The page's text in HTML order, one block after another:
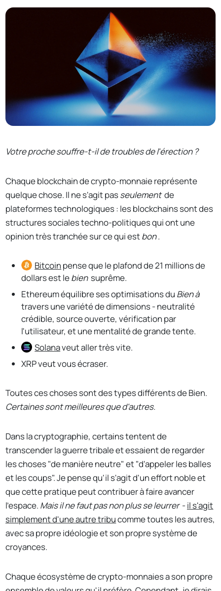
Votre proche souffre-t-il de troubles de l'érection ?
Chaque blockchain de crypto-monnaie représente
quelque chose. Il ne s'agit passeulementde
plateformes technologiques : les blockchains sont des
structures sociales techno-politiques qui ont une
opinion très tranchée sur ce qui estbon.
Bitcoin pense que le plafond de 21 millions de
dollars est lebien suprême.
Ethereum équilibre ses optimisations du Bien à
travers une variété de dimensions - neutralité
crédible, source ouverte, vérification par
l'utilisateur, et une mentalité de grande tente.
Solanaveut aller très vite.
XRP veut vous écraser.
Toutes ces choses sont des types différents de Bien.
Certaines sont meilleures que d'autres.
Dans la cryptographie, certains tentent de
transcender la guerre tribale et essaient de regarder
les choses "de manière neutre" et "d'appeler les balles
et les coups". Je pense qu'il s'agit d'un effort noble et
que cette pratique peut contribuer à faire avancer
l'espace. Mais il ne faut pas non plus se leurrer -il s'agit
simplement d'une autre tribucomme toutes les autres,
avec sa propre idéologie et son propre système de
croyances.
Chaque écosystème de crypto-monnaies a son propre